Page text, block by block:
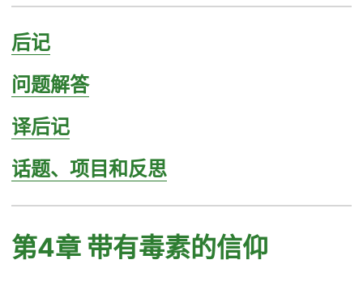
后记
问题解答
译后记
话题、项目和反思
第4章 带有毒素的信仰